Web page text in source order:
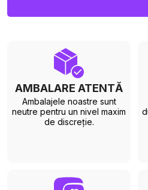
AMBALARE ATENTĂ
Ambalajele noastre sunt
neutre pentru un nivel maxim
de discreție.